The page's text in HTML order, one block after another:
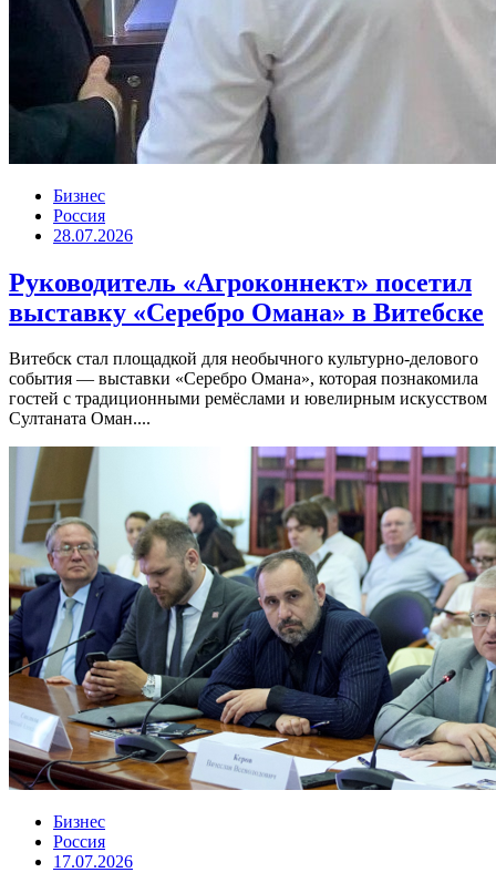
Бизнес
Россия
28.07.2026
Руководитель «Агроконнект» посетил
выставку «Серебро Омана» в Витебске
Витебск стал площадкой для необычного культурно-делового
события — выставки «Серебро Омана», которая познакомила
гостей с традиционными ремёслами и ювелирным искусством
Султаната Оман....
Бизнес
Россия
17.07.2026